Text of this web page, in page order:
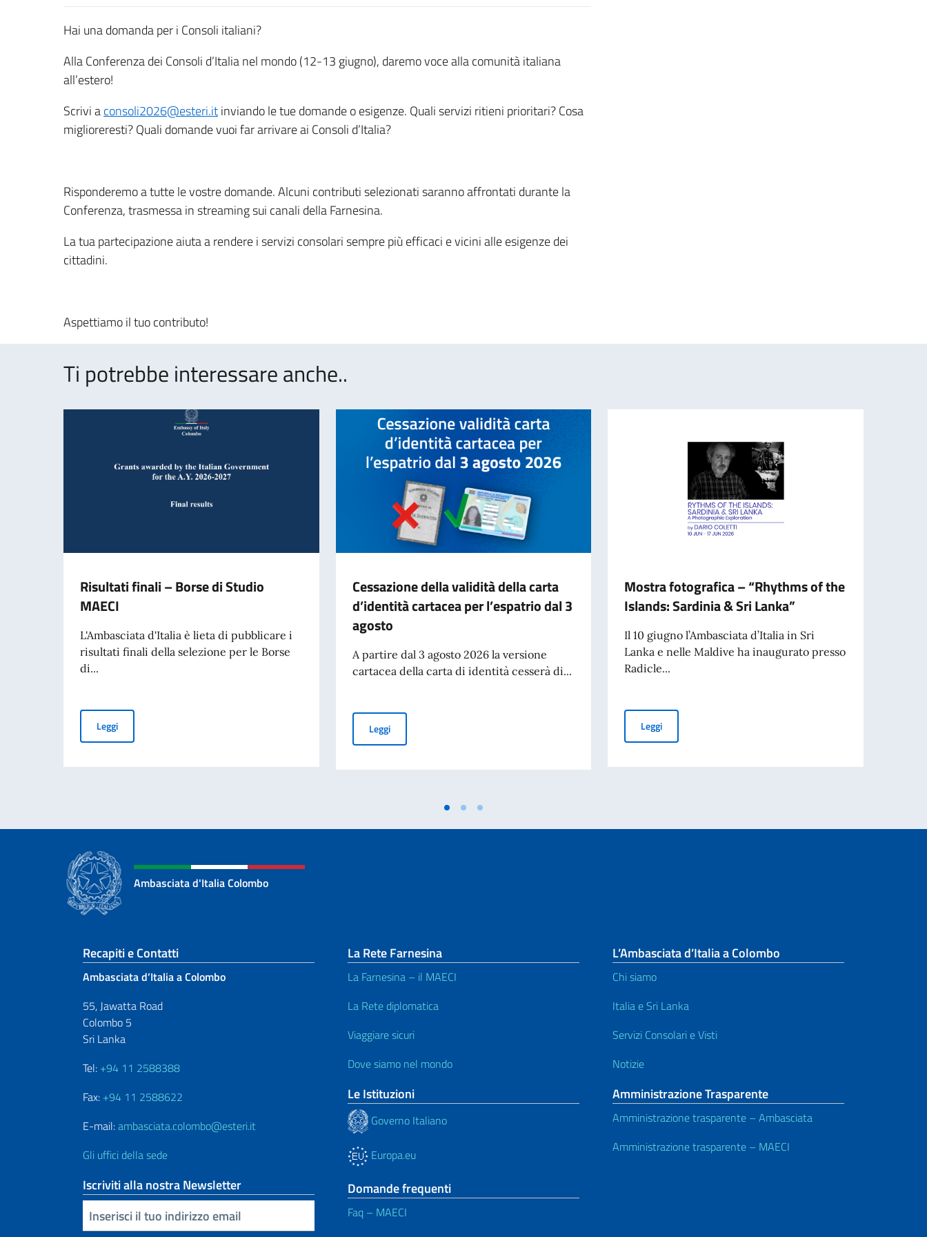
Hai una domanda per i Consoli italiani?
Alla Conferenza dei Consoli d’Italia nel mondo (12-13 giugno), daremo voce alla comunità italiana
all’estero!
Scrivi aconsoli2026@esteri.itinviando le tue domande o esigenze. Quali servizi ritieni prioritari? Cosa
miglioreresti? Quali domande vuoi far arrivare ai Consoli d’Italia?
Risponderemo a tutte le vostre domande. Alcuni contributi selezionati saranno affrontati durante la
Conferenza, trasmessa in streaming sui canali della Farnesina.
La tua partecipazione aiuta a rendere i servizi consolari sempre più efficaci e vicini alle esigenze dei
cittadini.
Aspettiamo il tuo contributo!
Ti potrebbe interessare anche..
Risultati finali – Borse di Studio
MAECI
L'Ambasciata d'Italia è lieta di pubblicare i
risultati finali della selezione per le Borse
di...
LeggiRisultati finali – Borse di Studio MAECI
Cessazione della validità della carta
d’identità cartacea per l’espatrio dal 3
agosto
A partire dal 3 agosto 2026 la versione
cartacea della carta di identità cesserà di...
LeggiCessazione della validità della carta d’identità cartacea per l’espatrio dal 3 agosto
Mostra fotografica – “Rhythms of the
Islands: Sardinia & Sri Lanka”
Il 10 giugno l’Ambasciata d’Italia in Sri
Lanka e nelle Maldive ha inaugurato presso
Radicle...
LeggiMostra fotografica – “Rhythms of the Islands: Sardinia & Sri
Ambasciata d'Italia Colombo
Sezione footer
Recapiti e Contatti
Ambasciata d’Italia a Colombo
55, Jawatta Road
Colombo 5
Sri Lanka
Tel: +94 11 2588388
Fax: +94 11 2588622
E-mail:ambasciata.colombo@esteri.it
Gli uffici della sede
Iscriviti alla nostra Newsletter
Inserisci la tua email
La Rete Farnesina
La Farnesina – il MAECI
La Rete diplomatica
Viaggiare sicuri
Dove siamo nel mondo
Le Istituzioni
Governo Italiano
Europa.eu
Domande frequenti
Faq – MAECI
L’Ambasciata d’Italia a Colombo
Chi siamo
Italia e Sri Lanka
Servizi Consolari e Visti
Notizie
Amministrazione Trasparente
Amministrazione trasparente – Ambasciata
Amministrazione trasparente – MAECI